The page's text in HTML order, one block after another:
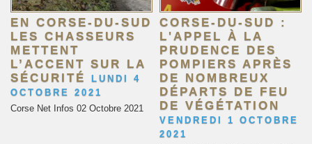
EN CORSE-DU-SUD
LES CHASSEURS
METTENT
L’ACCENT SUR LA
SÉCURITÉ
LUNDI 4
OCTOBRE 2021
Corse Net Infos 02 Octobre 2021
CORSE-DU-SUD :
L'APPEL À LA
PRUDENCE DES
POMPIERS APRÈS
DE NOMBREUX
DÉPARTS DE FEU
DE VÉGÉTATION
VENDREDI 1 OCTOBRE
2021